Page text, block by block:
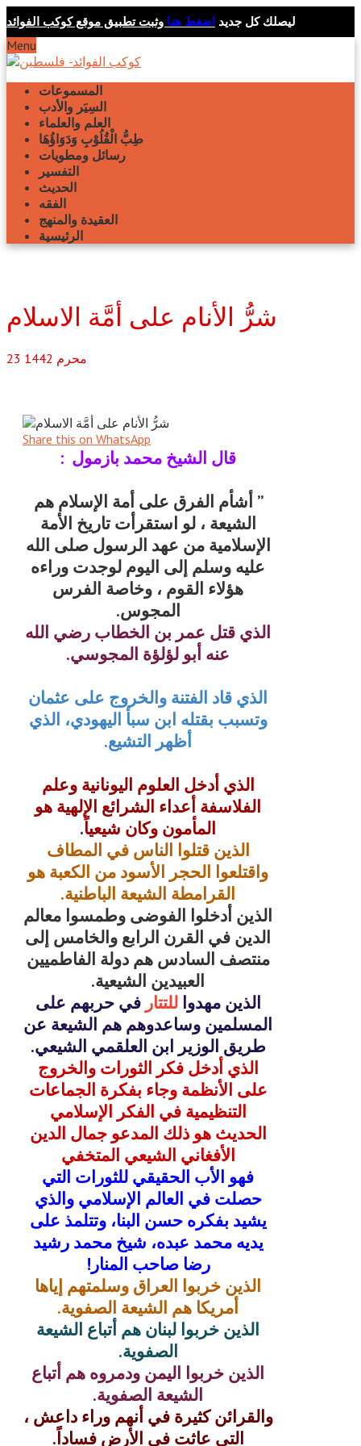
ليصلك كل جديد اضغط هنا وثبت تطبيق موقع كوكب الفوائد
Menu
المسموعات
السِيَر والأدب
العلم والعلماء
طِبُّ الْقُلُوْبِ وَدَوَاؤُهَا
رسائل ومطويات
التفسير
الحديث
الفقه
العقيدة والمنهج
الرئيسية
شرُّ الأنام على أمَّة الاسلام
23 محرم 1442
Share this on WhatsApp
قال الشيخ محمد بازمول :
” أشأم الفرق على أمة الإسلام هم
الشيعة ، لو استقرأت تاريخ الأمة
الإسلامية من عهد الرسول صلى الله
عليه وسلم إلى اليوم لوجدت وراءه
هؤلاء القوم ، وخاصة الفرس
المجوس.
الذي قتل عمر بن الخطاب رضي الله
عنه أبو لؤلؤة المجوسي.
الذي قاد الفتنة والخروج على عثمان
وتسبب بقتله ابن سبأ اليهودي، الذي
أظهر التشيع.
الذي أدخل العلوم اليونانية وعلم
الفلاسفة أعداء الشرائع الإلهية هو
المأمون وكان شيعياً.
الذين قتلوا الناس في المطاف
واقتلعوا الحجر الأسود من الكعبة هو
القرامطة الشيعة الباطنية.
الذين أدخلوا الفوضى وطمسوا معالم
الدين في القرن الرابع والخامس إلى
منتصف السادس هم دولة الفاطميين
العبيدين الشيعية.
الذين مهدواللتتار في حربهم على
المسلمين وساعدوهم هم الشيعة عن
طريق الوزير ابن العلقمي الشيعي.
الذي أدخل فكر الثورات والخروج
على الأنظمة وجاء بفكرة الجماعات
التنظيمية في الفكر الإسلامي
الحديث هو ذلك المدعو جمال الدين
الأفغاني الشيعي المتخفي
فهو الأب الحقيقي للثورات التي
حصلت في العالم الإسلامي والذي
يشيد بفكره حسن البنا، وتتلمذ على
يديه محمد عبده، شيخ محمد رشيد
رضا صاحب المنار!
الذين خربوا العراق وسلمتهم إياها
أمريكا هم الشيعة الصفوية.
الذين خربوا لبنان هم أتباع الشيعة
الصفوية.
الذين خربوا اليمن ودمروه هم أتباع
الشيعة الصفوية.
والقرائن كثيرة في أنهم وراء داعش ،
التي عاثت في الأرض فساداً.